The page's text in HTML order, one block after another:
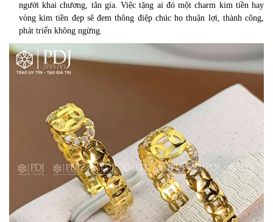
người khai chương, tân gia. Việc tặng ai đó một charm kim tiền hay
vòng kim tiền đẹp sẽ đem thông điệp chúc họ thuận lợi, thành công,
phát triển không ngừng.